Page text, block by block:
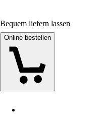
Bequem liefern lassen
Online bestellen